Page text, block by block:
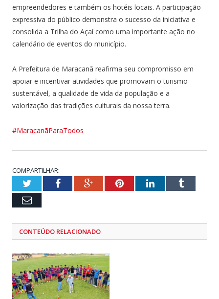
empreendedores e também os hotéis locais. A participação
expressiva do público demonstra o sucesso da iniciativa e
consolida a Trilha do Açaí como uma importante ação no
calendário de eventos do município.
A Prefeitura de Maracanã reafirma seu compromisso em
apoiar e incentivar atividades que promovam o turismo
sustentável, a qualidade de vida da população e a
valorização das tradições culturais da nossa terra.
#MaracanãParaTodos
COMPARTILHAR:
TwitterFacebookGoogle+PinterestLinkedInTumblr
Email
CONTEÚDO RELACIONADO